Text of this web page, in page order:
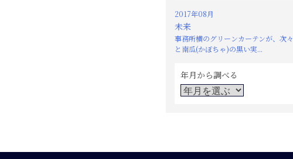
2017年08月
未来
事務所横のグリーンカーテンが、次々
と南瓜(かぼちゃ)の黒い実...
年月から調べる